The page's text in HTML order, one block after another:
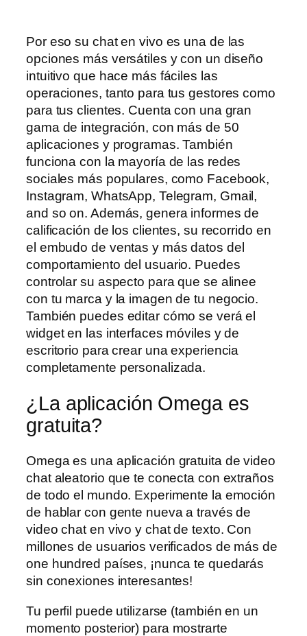
Por eso su chat en vivo es una de las
opciones más versátiles y con un diseño
intuitivo que hace más fáciles las
operaciones, tanto para tus gestores como
para tus clientes. Cuenta con una gran
gama de integración, con más de 50
aplicaciones y programas. También
funciona con la mayoría de las redes
sociales más populares, como Facebook,
Instagram, WhatsApp, Telegram, Gmail,
and so on. Además, genera informes de
calificación de los clientes, su recorrido en
el embudo de ventas y más datos del
comportamiento del usuario. Puedes
controlar su aspecto para que se alinee
con tu marca y la imagen de tu negocio.
También puedes editar cómo se verá el
widget en las interfaces móviles y de
escritorio para crear una experiencia
completamente personalizada.
¿La aplicación Omega es
gratuita?
Omega es una aplicación gratuita de video
chat aleatorio que te conecta con extraños
de todo el mundo. Experimente la emoción
de hablar con gente nueva a través de
video chat en vivo y chat de texto. Con
millones de usuarios verificados de más de
one hundred países, ¡nunca te quedarás
sin conexiones interesantes!
Tu perfil puede utilizarse (también en un
momento posterior) para mostrarte